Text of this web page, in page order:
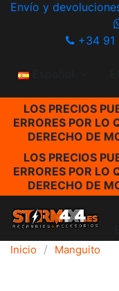
Envío y
+34 91
Español
LOS PRECIOS
ERRORES POR LO
DERECHO DE
LOS PRECIOS
ERRORES POR LO
DERECHO DE
Inicio Manguito